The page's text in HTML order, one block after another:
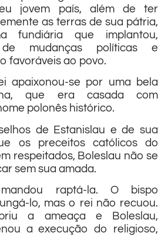
jovem país, além de ter
as terras de sua pátria,
fundiária que implantou,
de mudanças políticas e
favoráveis ao povo.
apaixonou-se por uma bela
que era casada com
polonês histórico.
de Estanislau e de sua
os preceitos católicos do
respeitados, Boleslau não se
sem sua amada.
mandou raptá-la. O bispo
lo, mas o rei não recuou.
a ameaça e Boleslau,
a execução do religioso,